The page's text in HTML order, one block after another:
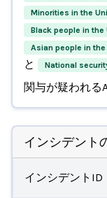
Minorities in the
Black people in
Asian people in
と National
関与が疑われる
インシデント
インシデントID